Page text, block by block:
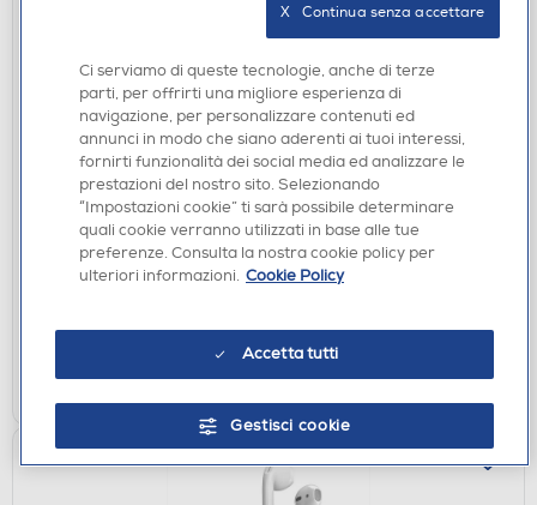
AURICOLARI
PANASONIC - Auricolari in-ear con cavo RP-
TCM115E-A-blu
€ 9,90
AGGIUNGI
Ci serviamo di queste tecnologie, anche di terze
parti, per offrirti una migliore esperienza di
navigazione, per personalizzare contenuti ed
annunci in modo che siano aderenti ai tuoi interessi,
fornirti funzionalità dei social media ed analizzare le
prestazioni del nostro sito. Selezionando
“Impostazioni cookie” ti sarà possibile determinare
quali cookie verranno utilizzati in base alle tue
preferenze. Consulta la nostra cookie policy per
ulteriori informazioni. Cookie Policy
Accetta tutti
Gestisci cookie
X   Continua senza accettare